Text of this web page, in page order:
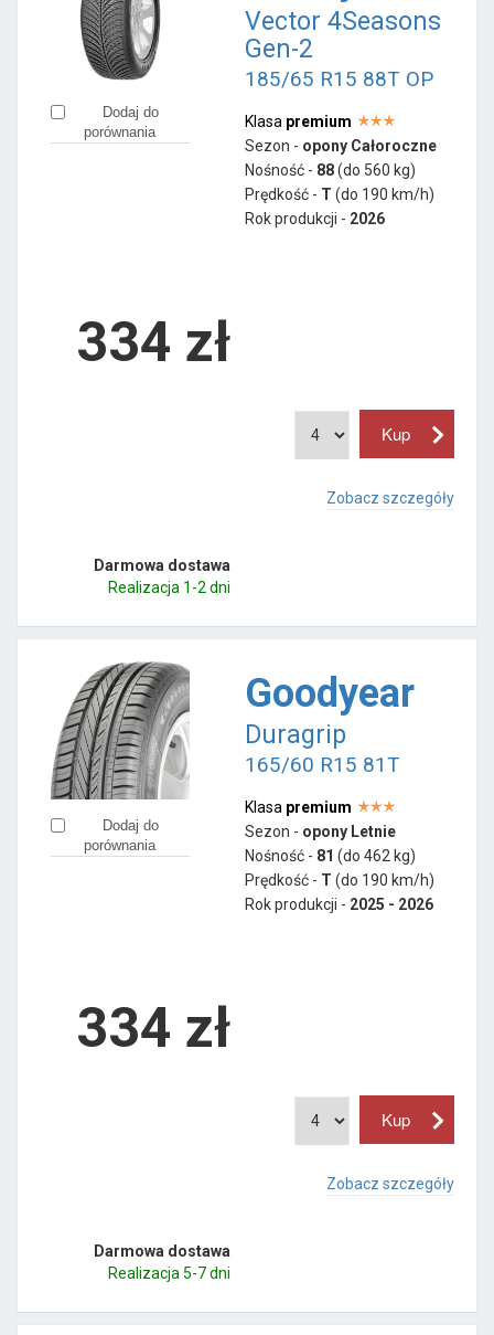
Dodaj do
porównania
Vector 4Seasons
Gen-2
185/65 R15 88T OP
Klasa premium
Sezon - opony Całoroczne
Nośność - 88(do 560 kg)
Prędkość - T (do 190 km/h)
Rok produkcji - 2026
334 zł
Zobacz szczegóły
Darmowa dostawa
Realizacja 1-2 dni
Dodaj do
porównania
Goodyear
Duragrip
165/60 R15 81T
Klasa premium
Sezon - opony Letnie
Nośność - 81 (do 462 kg)
Prędkość - T (do 190 km/h)
Rok produkcji - 2025 - 2026
334 zł
Zobacz szczegóły
Darmowa dostawa
Realizacja 5-7 dni